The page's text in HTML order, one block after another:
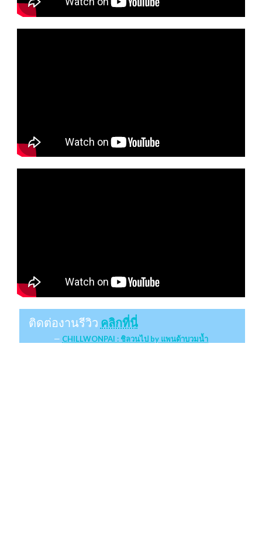
ติดต่องานรีวิว คลิกที่นี่
CHILLWONPAI : ชิลวนไป by แพนด้าบวมน้ำ